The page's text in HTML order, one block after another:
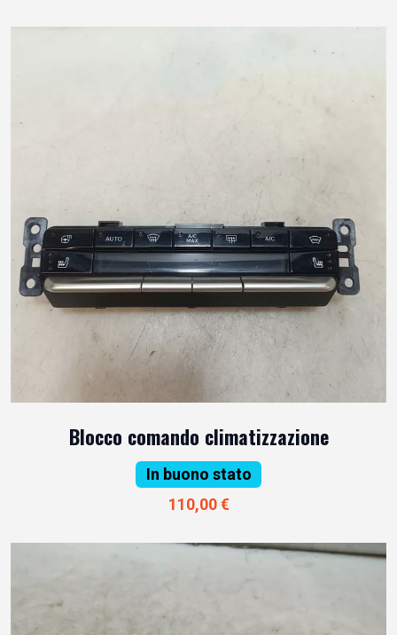
Blocco comando climatizzazione
In buono stato
110,00 €